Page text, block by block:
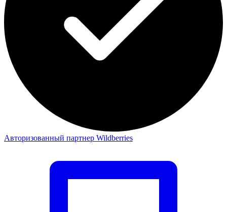
Авторизованный партнер Wildberries